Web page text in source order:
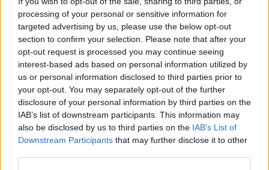
processing of your personal or sensitive information for
targeted advertising by us, please use the below opt-out
section to confirm your selection. Please note that after your
opt-out request is processed you may continue seeing
interest-based ads based on personal information utilized by
us or personal information disclosed to third parties prior to
your opt-out. You may separately opt-out of the further
disclosure of your personal information by third parties on the
IAB’s list of downstream participants. This information may
also be disclosed by us to third parties on the IAB’s List of
Downstream Participants that may further disclose it to other